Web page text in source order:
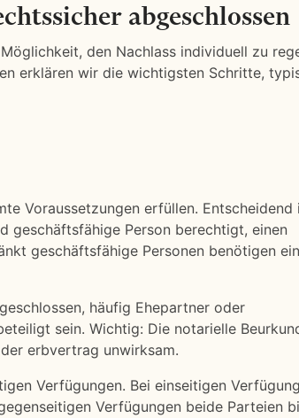
abgeschlossen
den Nachlass individuell zu
erklären wir die wichtigsten Schritte,
Voraussetzungen erfüllen. Entscheidend
geschäftsfähige Person berechtigt, einen
geschäftsfähige Personen benötigen
häufig Ehepartner oder
sein. Wichtig: Die notarielle
erbvertrag unwirksam.
Verfügungen. Bei einseitigen
Verfügungen beide Parteien